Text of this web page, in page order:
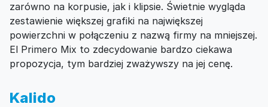
zarówno na korpusie, jak i klipsie. Świetnie wygląda
zestawienie większej grafiki na największej
powierzchni w połączeniu z nazwą firmy na mniejszej.
El Primero Mix to zdecydowanie bardzo ciekawa
propozycja, tym bardziej zważywszy na jej cenę.
Kalido